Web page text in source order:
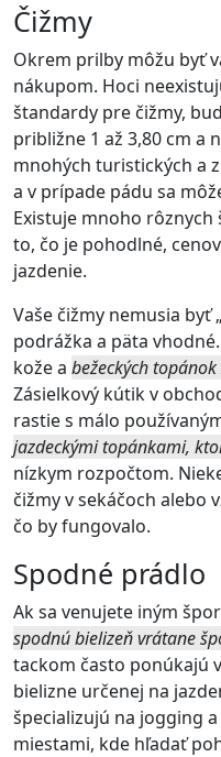
Čižmy
Okrem prilby môžu byť
nákupom. Hoci
štandardy pre čižmy,
približne 1 až 3,80 cm a
mnohých turistických a
a v prípade pádu sa
Existuje mnoho
to, čo je pohodlné,
jazdenie.
Vaše čižmy nemusia byť
podrážka a päta
kože a bežeckých
Zásielkový kútik v
rastie s málo
jazdeckými topánkami,
nízkym rozpočtom.
čižmy v sekáčoch alebo
čo by fungovalo.
Spodné prádlo
Ak sa venujete iným
spodnú bielizeň vrátane
tackom často ponúkajú
bielizne určenej na
špecializujú na jogging
miestami, kde hľadať